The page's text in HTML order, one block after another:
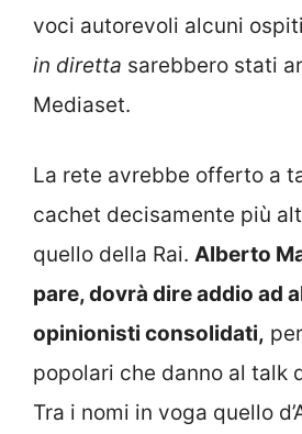
voci autorevoli alcuni
in diretta sarebbero stati
Mediaset.
La rete avrebbe offerto a
cachet decisamente più
quello della Rai. Alberto
pare, dovrà dire addio ad
opinionisti consolidati,
popolari che danno al talk
Tra i nomi in voga quello